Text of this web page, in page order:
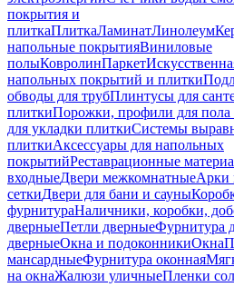
покрытия и
плиткаПлиткаЛаминатЛинолеум
напольные покрытияВиниловые
полыКовролинПаркет
напольных покрытий и плитки
обводы для трубПлинтусы для
плиткиПорожки, профили для пола
для укладки плиткиСистемы
плиткиАксессуары для напольных
покрытийРеставрационные
входныеДвери межкомнатныеАрки
сеткиДвери для бани и сауны
фурнитураНаличники, коробки,
дверныеПетли дверныеФурнитура
дверныеОкна и подоконникиОкна
мансардныеФурнитура оконная
на окнаЖалюзи уличныеПленки